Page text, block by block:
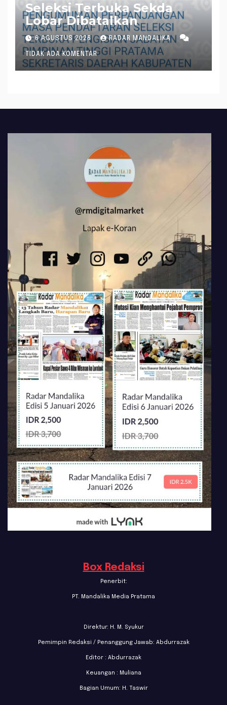
Seleksi Terbuka Sekda
Lobar Dibatalkan
6 AGUSTUS 2026 RADAR MANDALIKA
TIDAK ADA KOMENTAR
Box Redaksi
Penerbit:
PT. Mandalika Media Pratama
Direktur: H. M. Syukur
Pemimpin Redaksi / Penanggung Jawab: Abdurrazak
Editor : Abdurrazak
Keuangan : Muliana
Bagian Umum: H. Taswir